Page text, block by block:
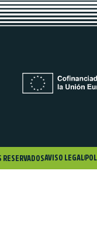
AVISO LEGAL